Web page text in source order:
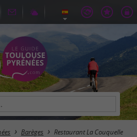
Barèges Restaurant La Couquelle